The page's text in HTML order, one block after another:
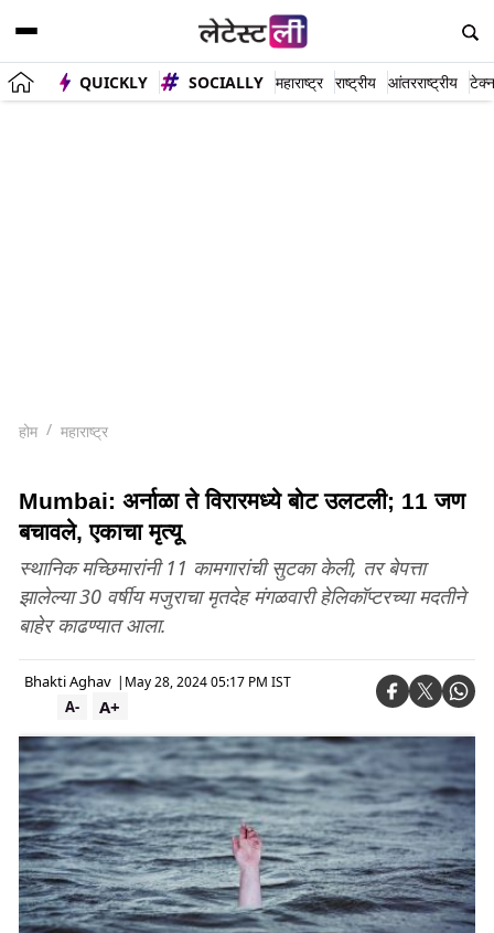
QUICKLY SOCIALLY महाराष्ट्र राष्ट्रीय आंतरराष्ट्रीय
होम महाराष्ट्र
Mumbai: अर्नाळा ते विरारमध्ये बोट उलटली; 11 जण
बचावले, एकाचा मृत्यू
स्थानिक मच्छिमारांनी 11 कामगारांची सुटका केली, तर बेपत्ता
झालेल्या 30 वर्षीय मजुराचा मृतदेह मंगळवारी हेलिकॉप्टरच्या मदतीने
बाहेर काढण्यात आला.
Bhakti Aghav | May 28, 2024 05:17 PM IST
A+
A-